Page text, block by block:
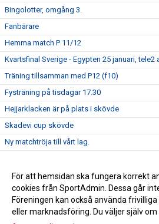
Bingolotter, omgång 3.
Fanbärare
Hemma match P 11/12
Kvartsfinal Sverige - Egypten 25 januari, tele2
Träning tillsamman med P12 (f10)
Fysträning på tisdagar 17.30
Hejjarklacken är på plats i skövde
Skadevi cup skövde
Ny matchtröja till vårt lag.
Fanbärare
BMX 24 september
För att hemsidan ska fungera korrekt
cookies från SportAdmin. Dessa går
Föreningen kan också använda
eller marknadsföring. Du väljer själv om